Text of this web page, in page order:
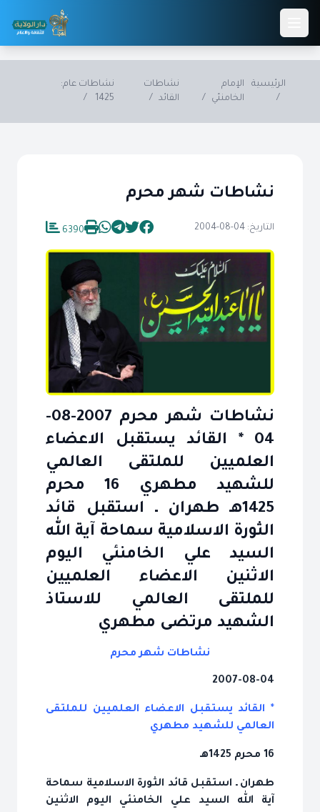
Skip to main content
الرئيسية
/
الإمام
الخامنئي
/
نشاطات
القائد
/
نشاطات عام:
1425
/
نشاطات شهر محرم
التاريخ: 04-08-2004 6390
نشاطات شهر محرم 2007-08-
04 * القائد يستقبل الاعضاء
العلميين للملتقى العالمي
للشهيد مطهري 16 محرم
1425هـ طهران ـ استقبل قائد
الثورة الاسلامية سماحة آية الله
السيد علي الخامنئي اليوم
الاثنين الاعضاء العلميين
للملتقى العالمي للاستاذ
الشهيد مرتضى مطهري
نشاطات شهر محرم
2007-08-04
* القائد يستقبل الاعضاء العلميين للملتقى
العالمي للشهيد مطهري
16 محرم 1425هـ
طهران ـ استقبل قائد الثورة الاسلامية سماحة
آية الله السيد علي الخامنئي اليوم الاثنين